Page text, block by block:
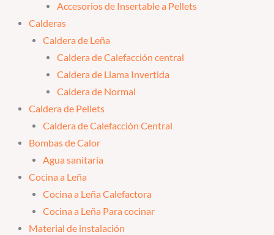
Accesorios de Insertable a Pellets
Calderas
Caldera de Leña
Caldera de Calefacción central
Caldera de Llama Invertida
Caldera de Normal
Caldera de Pellets
Caldera de Calefacción Central
Bombas de Calor
Agua sanitaria
Cocina a Leña
Cocina a Leña Calefactora
Cocina a Leña Para cocinar
Material de instalación